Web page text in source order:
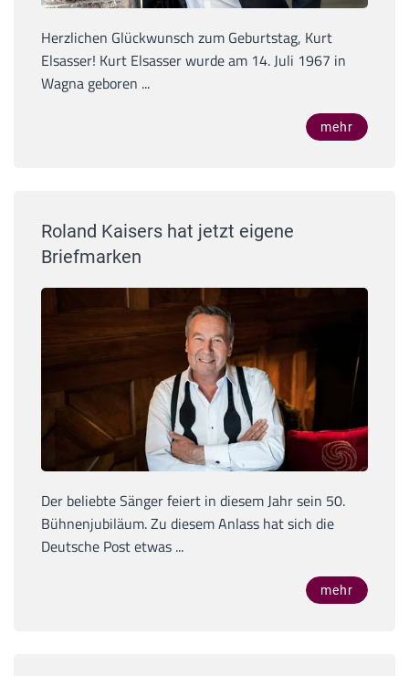
Herzlichen Glückwunsch zum Geburtstag, Kurt
Elsasser! Kurt Elsasser wurde am 14. Juli 1967 in
Wagna geboren ...
mehr
Roland Kaisers hat jetzt eigene
Briefmarken
Der beliebte Sänger feiert in diesem Jahr sein 50.
Bühnenjubiläum. Zu diesem Anlass hat sich die
Deutsche Post etwas ...
mehr